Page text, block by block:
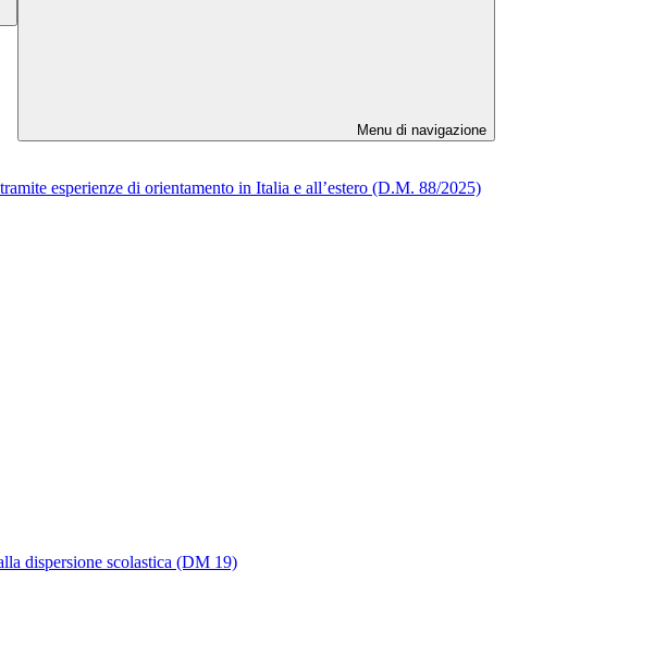
Menu di navigazione
esperienze di orientamento in Italia e all’estero (D.M. 88/2025)
dispersione scolastica (DM 19)